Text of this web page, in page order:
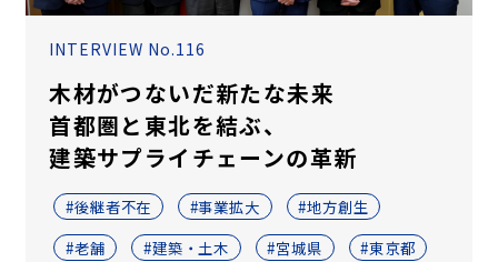
INTERVIEW No.116
木材がつないだ新たな未来
首都圏と東北を結ぶ、
建築サプライチェーンの革新
#後継者不在 #事業拡大
#地方創生
#老舗
#建築・土木 #宮城県 #東京都